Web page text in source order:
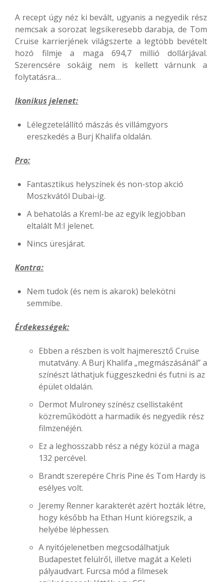
A recept úgy néz ki bevált, ugyanis a negyedik rész
nemcsak a sorozat legsikeresebb darabja, de Tom
Cruise karrierjének világszerte a legtöbb bevételt
hozó filmje a maga 694,7 millió dollárjával.
Szerencsére sokáig nem is kellett várnunk a
folytatásra…
Ikonikus jelenet:
Lélegzetelállító mászás és villámgyors
ereszkedés a Burj Khalifa oldalán.
Pro:
Fantasztikus helyszínek és non-stop akció
Moszkvától Dubai-ig.
A behatolás a Kreml-be az egyik legjobban
eltalált M:I jelenet.
Nincs üresjárat.
Kontra:
Nem tudok (és nem is akarok) belekötni
semmibe.
Érdekességek:
Ebben a részben is volt hajmeresztő Cruise
mutatvány. A Burj Khalifa „megmászásánál” a
színészt láthatjuk függeszkedni és futni is az
épület oldalán.
Dermot Mulroney színész csellistaként
közreműködött a harmadik és negyedik rész
filmzenéjén.
Ez a leghosszabb rész a négy közül a maga
132 percével.
Brandt szerepére Chris Pine és Tom Hardy is
esélyes volt.
Jeremy Renner karakterét azért hozták létre,
hogy később ha Ethan Hunt kiöregszik, a
helyébe léphessen.
A nyitójelenetben megcsodálhatjuk
Budapestet felülről, illetve magát a Keleti
pályaudvart. Furcsa mód a filmesek